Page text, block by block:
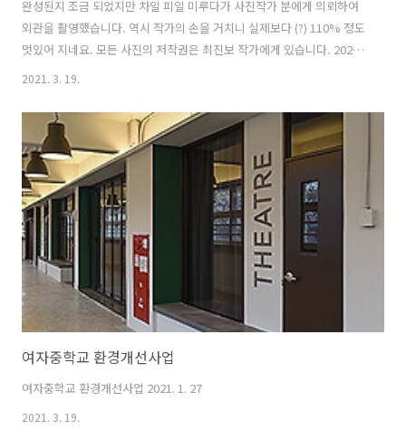
완성된지 조금 되었지만 차일 피일 미루다가 사진작가 분에게 의뢰하여
외관을 촬영했습니다. 역시 작가의 손을 거치니 실제보다 (?) 110% 정도
멋있어 지네요. 모든 사진의 저작권은 최진보 작가에게 있습니다.​ 2021.
3. 9
2021. 3. 19.
여자중학교 환경개선사업
여자중학교 환경개선사업 2021. 1. 27
2021. 3. 19.